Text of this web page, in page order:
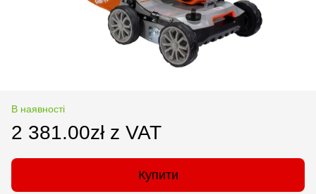
В наявності
2 381.00zł z VAT
Купити